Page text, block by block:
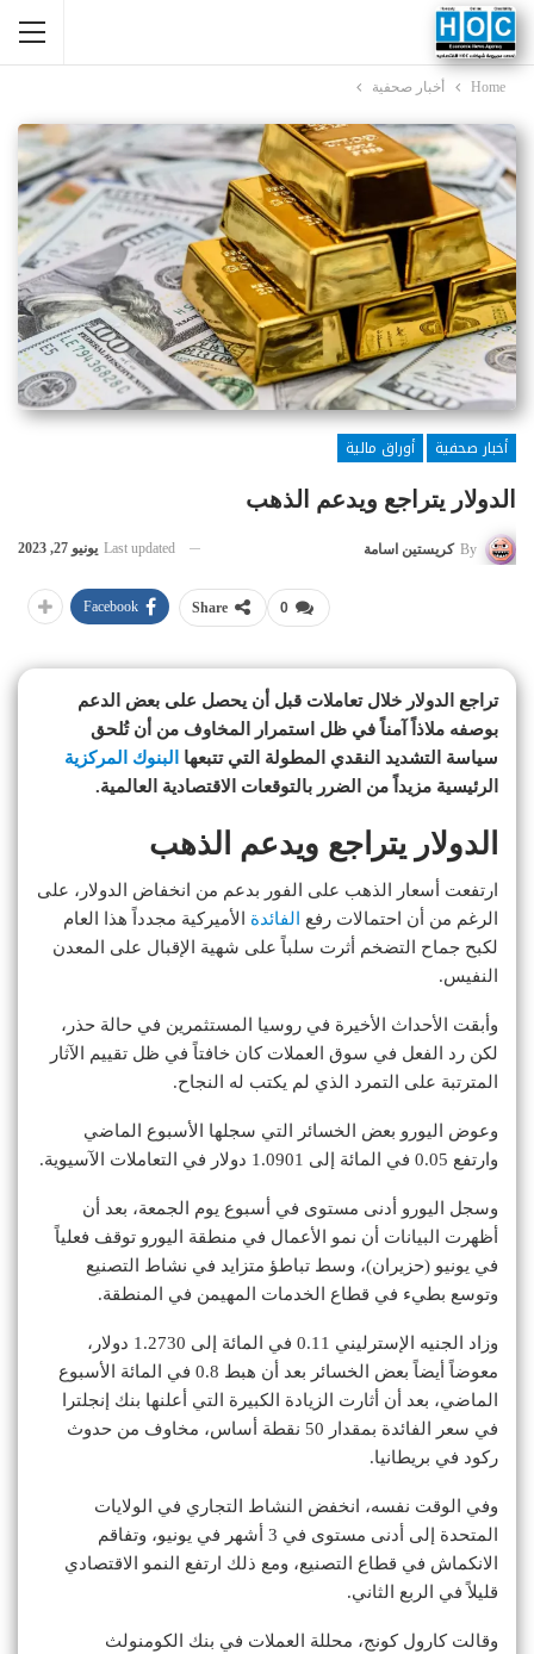
Home أخبار صحفية
أخبار صحفية
أوراق مالية
الدولار يتراجع ويدعم الذهب
By كريستين اسامة Last updated يونيو 27, 2023
0
Share
Facebook
تراجع الدولار خلال تعاملات قبل أن يحصل على بعض الدعم
بوصفه ملاذاً آمناً في ظل استمرار المخاوف من أن تُلحق
سياسة التشديد النقدي المطولة التي تتبعها
البنوك المركزية
الرئيسية مزيداً من الضرر بالتوقعات الاقتصادية العالمية.
الدولار يتراجع ويدعم الذهب
ارتفعت أسعار الذهب على الفور بدعم من انخفاض الدولار، على
الرغم من أن احتمالات رفع الفائدة الأميركية مجدداً هذا العام
لكبح جماح التضخم أثرت سلباً على شهية الإقبال على المعدن
النفيس.
وأبقت الأحداث الأخيرة في روسيا المستثمرين في حالة حذر،
لكن رد الفعل في سوق العملات كان خافتاً في ظل تقييم الآثار
المترتبة على التمرد الذي لم يكتب له النجاح.
وعوض اليورو بعض الخسائر التي سجلها الأسبوع الماضي
وارتفع 0.05 في المائة إلى 1.0901 دولار في التعاملات الآسيوية.
وسجل اليورو أدنى مستوى في أسبوع يوم الجمعة، بعد أن
أظهرت البيانات أن نمو الأعمال في منطقة اليورو توقف فعلياً
في يونيو (حزيران)، وسط تباطؤ متزايد في نشاط التصنيع
وتوسع بطيء في قطاع الخدمات المهيمن في المنطقة.
وزاد الجنيه الإسترليني 0.11 في المائة إلى 1.2730 دولار،
معوضاً أيضاً بعض الخسائر بعد أن هبط 0.8 في المائة الأسبوع
الماضي، بعد أن أثارت الزيادة الكبيرة التي أعلنها بنك إنجلترا
في سعر الفائدة بمقدار 50 نقطة أساس، مخاوف من حدوث
ركود في بريطانيا.
وفي الوقت نفسه، انخفض النشاط التجاري في الولايات
المتحدة إلى أدنى مستوى في 3 أشهر في يونيو، وتفاقم
الانكماش في قطاع التصنيع، ومع ذلك ارتفع النمو الاقتصادي
قليلاً في الربع الثاني.
وقالت كارول كونج، محللة العملات في بنك الكومنولث